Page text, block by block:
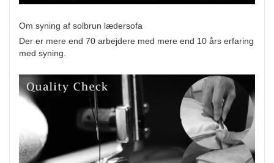
Om syning af solbrun lædersofa
Der er mere end 70 arbejdere med mere end 10 års erfaring
med syning.